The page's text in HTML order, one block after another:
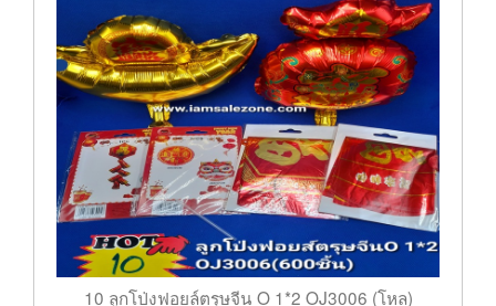
10 ลูกโป่งฟอยล์ตรุษจีน O 1*2 OJ3006 (โหล)